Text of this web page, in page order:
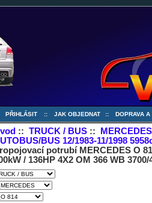
PŘIHLÁSIT :: JAK OBJEDNAT :: DOPRAVA A
::TRUCK / BUS ::
MERCEDES
BUS 12/1983-11/1998
potrubí MERCEDES O
/ 136HP 4X2 OM 366 WB 3700/